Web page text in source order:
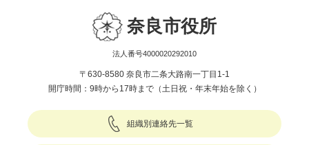
奈良市役所
法人番号4000020292010
〒630-8580 奈良市二条大路南一丁目1-1
開庁時間：9時から17時まで（土日祝・年末年始を除く）
組織別連絡先一覧